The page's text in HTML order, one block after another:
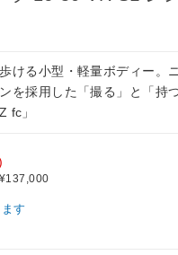
ける小型・軽量ボディー。
を採用した「撮る」と「持
fc」
す